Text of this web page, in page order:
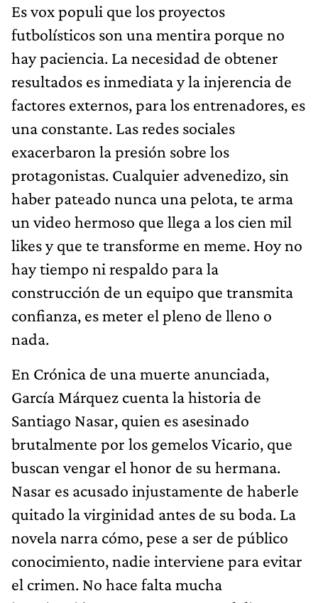
Es vox populi que los proyectos
futbolísticos son una mentira porque no
hay paciencia. La necesidad de obtener
resultados es inmediata y la injerencia de
factores externos, para los entrenadores, es
una constante.​ Las redes sociales
exacerbaron la presión sobre los
protagonistas. Cualquier advenedizo, sin
haber pateado nunca una pelota, te arma
un video hermoso que llega a los cien mil
likes y que te transforme en meme. Hoy no
hay tiempo ni respaldo para la
construcción de un equipo que transmita
confianza, es meter el pleno de lleno o
nada.
En Crónica de una muerte anunciada,
García Márquez cuenta la historia de
Santiago Nasar, quien es asesinado
brutalmente por los gemelos Vicario, que
buscan vengar el honor de su hermana.
Nasar es acusado injustamente de haberle
quitado la virginidad antes de su boda. La
novela narra cómo, pese a ser de público
conocimiento, nadie interviene para evitar
el crimen. No hace falta mucha